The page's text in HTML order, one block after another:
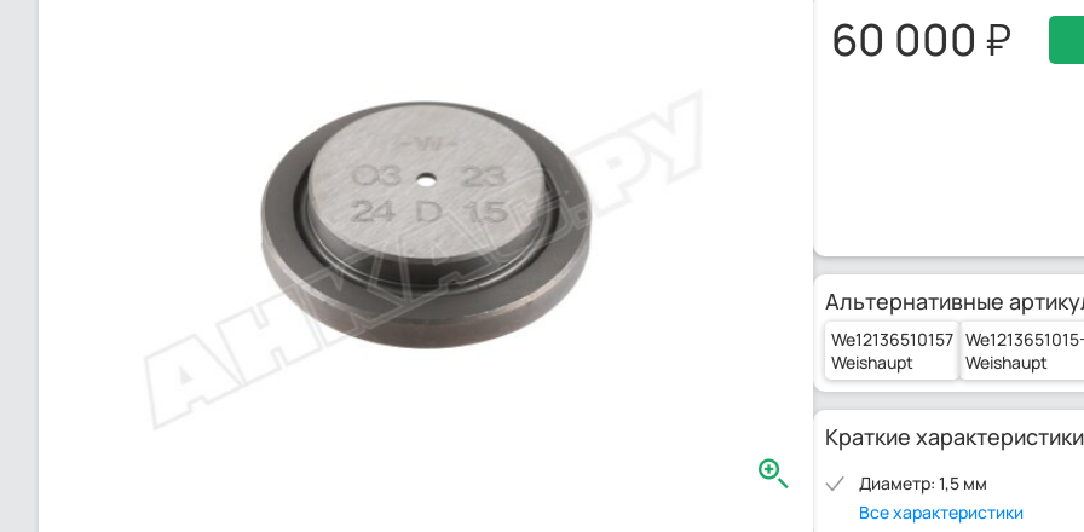
60 000
Альтернативные
We12136510157
Weishaupt
Weishaupt
Краткие характеристики
Диаметр: 1,5 мм
Все характеристики